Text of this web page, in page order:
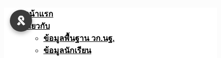
Skip
หน้าแรก
เกี่ยวกับ
ข้อมูลพื้นฐาน วก.นฐ.
ข้อมูลนักเรียน